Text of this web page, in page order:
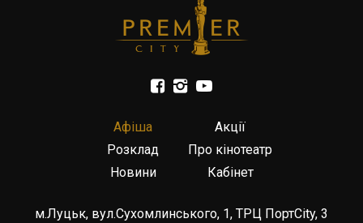
Афіша
Розклад
Новини
Акції
Про кінотеатр
Кабінет
м.Луцьк, вул.Сухомлинського, 1, ТРЦ ПортCity, 3